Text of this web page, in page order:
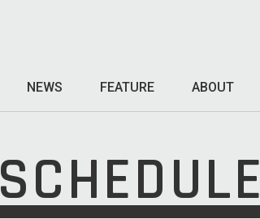
NEWS FEATURE ABOUT
SCHEDULE